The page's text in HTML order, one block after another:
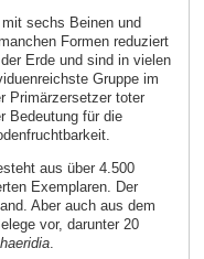
sechs Beinen und
Formen reduziert
Erde und sind in vielen
Gruppe im
Primärzersetzer toter
Bedeutung für die
aus über 4.500
Exemplaren. Der
Aber auch aus dem
vor, darunter 20
.